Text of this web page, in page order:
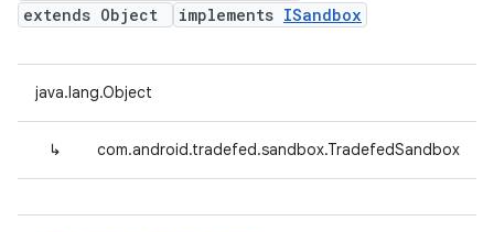
extends Object
implements ISandbox
java.lang.Object
↳ com.android.tradefed.sandbox.TradefedSandbox